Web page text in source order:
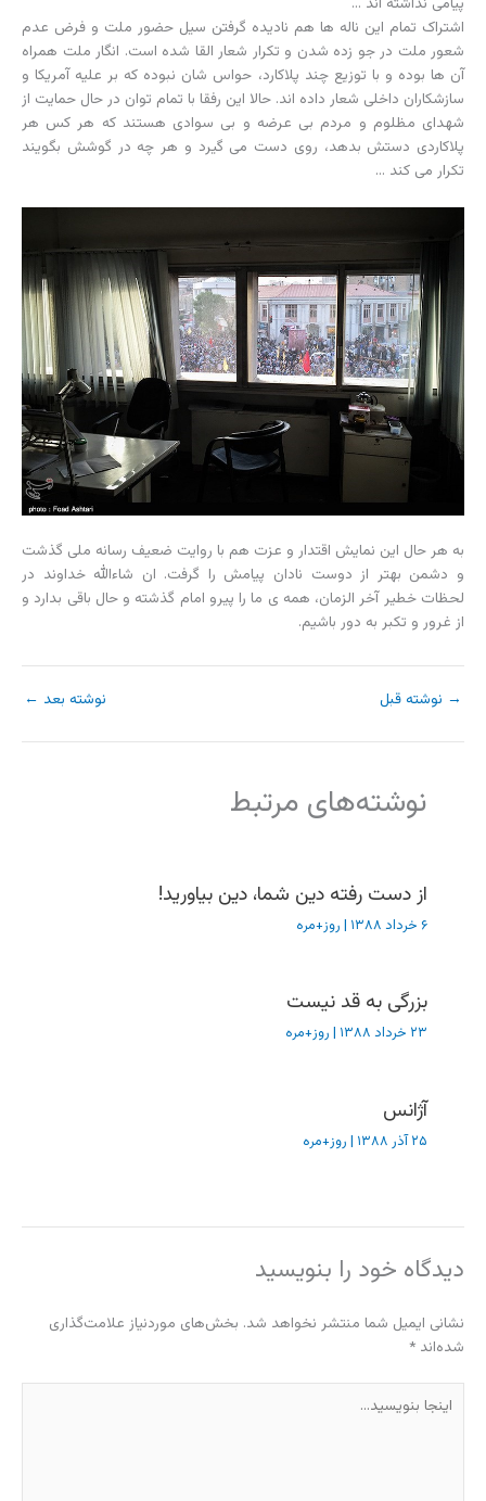
اشتراک تمام این ناله ها هم نادیده گرفتن سیل حضور ملت و فرض عدم
شعور ملت در جو زده شدن و تکرار شعار القا شده است. انگار ملت همراه
آن ها بوده و با توزیع چند پلاکارد، حواس شان نبوده که بر علیه آمریکا و
سازشکاران داخلی شعار داده اند. حالا این رفقا با تمام توان در حال حمایت از
شهدای مظلوم و مردم بی عرضه و بی سوادی هستند که هر کس هر
پلاکاردی دستش بدهد، روی دست می گیرد و هر چه در گوشش بگویند
تکرار می کند …
به هر حال این نمایش اقتدار و عزت هم با روایت ضعیف رسانه ملی گذشت
و دشمن بهتر از دوست نادان پیامش را گرفت. ان شاءالله خداوند در
لحظات خطیر آخر الزمان، همه ی ما را پیرو امام گذشته و حال باقی بدارد و
از غرور و تکبر به دور باشیم.
→ نوشته قبل نوشته بعد ←
نوشته‌های مرتبط
از دست رفته دین شما، دین بیاورید!
۶ خرداد ۱۳۸۸ | روز+مره
بزرگی به قد نیست
۲۳ خرداد ۱۳۸۸ | روز+مره
آژانس
۲۵ آذر ۱۳۸۸ | روز+مره
دیدگاه‌ خود را بنویسید
نشانی ایمیل شما منتشر نخواهد شد. بخش‌های موردنیاز علامت‌گذاری
شده‌اند *
بنویسید…